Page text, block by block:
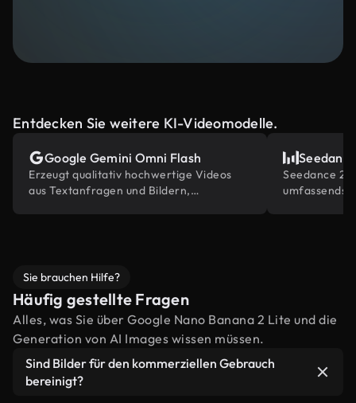
Entdecken Sie weitere KI-Videomodelle.
Google Gemini Omni Flash
Erzeugt qualitativ hochwertige Videos
aus Textanfragen und Bildern,
Seedance
Sie brauchen Hilfe?
Häufig gestellte Fragen
Alles, was Sie über Google Nano Banana 2 Lite und die
Generation von AI Images wissen müssen.
Sind Bilder für den kommerziellen Gebrauch
bereinigt?